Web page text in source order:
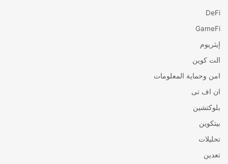
DeFi
GameFi
إيثريوم
الت كوين
امن وحماية المعلومات
ان اف تی
بلوكتشين
بيتكوين
تحليلات
تعدين